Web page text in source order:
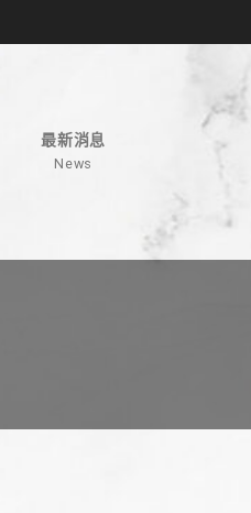
最新消息
News